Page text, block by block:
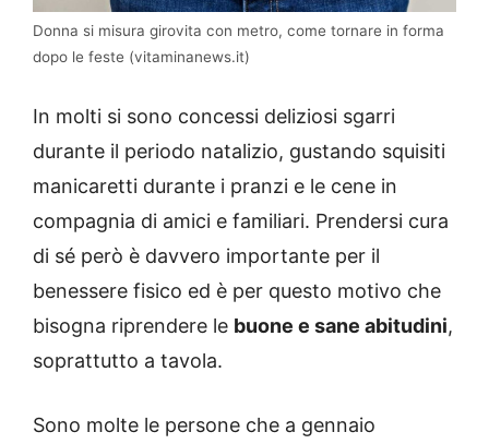
Donna si misura girovita con metro, come tornare in forma
dopo le feste (vitaminanews.it)
In molti si sono concessi deliziosi sgarri
durante il periodo natalizio, gustando squisiti
manicaretti durante i pranzi e le cene in
compagnia di amici e familiari. Prendersi cura
di sé però è davvero importante per il
benessere fisico ed è per questo motivo che
bisogna riprendere le buone e sane abitudini,
soprattutto a tavola.
Sono molte le persone che a gennaio